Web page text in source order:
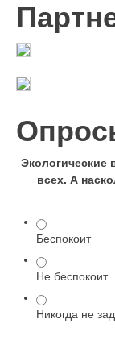
Экологические
всех. А
Беспокоит
Не беспокоит
Никогда не